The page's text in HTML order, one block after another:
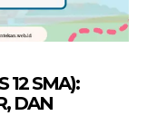
12 SMA):
DAN